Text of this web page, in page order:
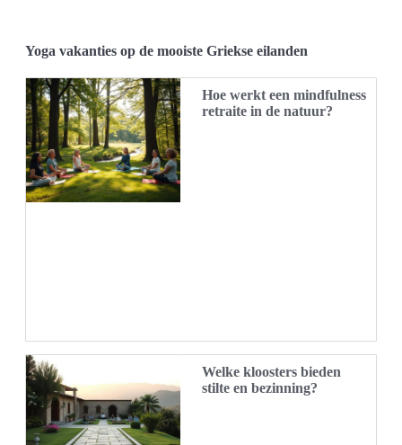
Yoga vakanties op de mooiste Griekse eilanden
Hoe werkt een mindfulness
retraite in de natuur?
Welke kloosters bieden
stilte en bezinning?